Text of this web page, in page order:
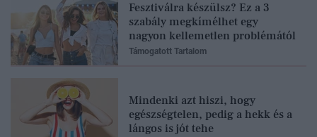
Fesztiválra készülsz? Ez a 3
szabály megkímélhet egy
nagyon kellemetlen problémától
Támogatott Tartalom
Mindenki azt hiszi, hogy
egészségtelen, pedig a hekk és a
lángos is jót tehe